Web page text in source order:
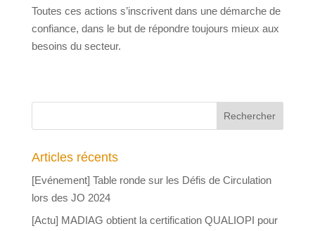
Toutes ces actions s’inscrivent dans une démarche de
confiance, dans le but de répondre toujours mieux aux
besoins du secteur.
Articles récents
[Evénement] Table ronde sur les Défis de Circulation
lors des JO 2024
[Actu] MADIAG obtient la certification QUALIOPI pour